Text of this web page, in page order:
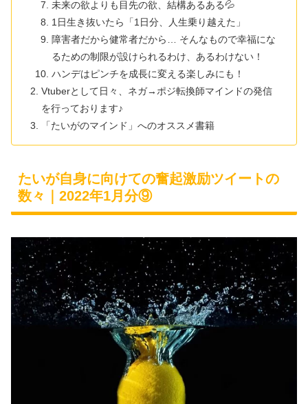
未来の欲よりも目先の欲、結構あるある💦
1日生き抜いたら「1日分、人生乗り越えた」
障害者だから健常者だから… そんなもので幸福にな
るための制限が設けられるわけ、あるわけない！
ハンデはピンチを成長に変える楽しみにも！
Vtuberとして日々、ネガ→ポジ転換師マインドの発信
を行っております♪
「たいがのマインド」へのオススメ書籍
たいが自身に向けての奮起激励ツイートの
数々｜2022年1月分⑨